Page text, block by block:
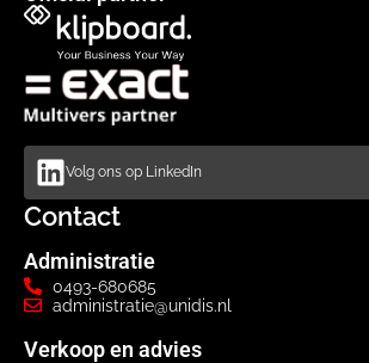
Volg ons op LinkedIn
Contact
Administratie
0493-680685
administratie@unidis.nl
Verkoop en advies